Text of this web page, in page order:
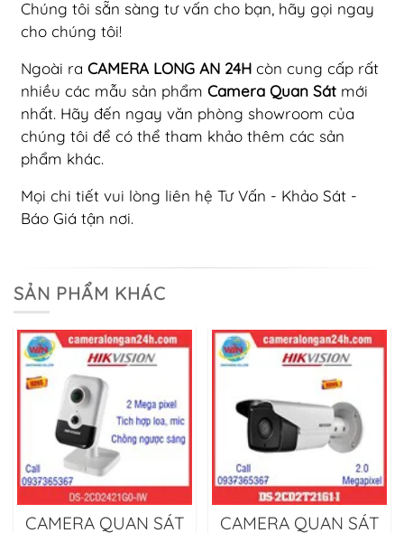
Chúng tôi sẵn sàng tư vấn cho bạn, hãy gọi ngay
cho chúng tôi!
Ngoài ra CAMERA LONG AN 24H còn cung cấp rất
nhiều các mẫu sản phẩm Camera Quan Sát mới
nhất. Hãy đến ngay văn phòng showroom của
chúng tôi để có thể tham khảo thêm các sản
phẩm khác.
Mọi chi tiết vui lòng liên hệ Tư Vấn - Khảo Sát -
Báo Giá tận nơi.
SẢN PHẨM KHÁC
CAMERA QUAN SÁT
CAMERA QUAN SÁT